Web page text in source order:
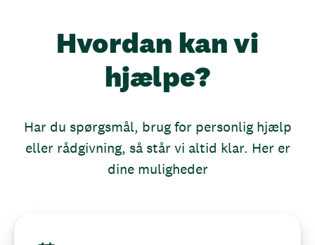
Hvordan kan vi
hjælpe?
Har du spørgsmål, brug for personlig hjælp
eller rådgivning, så står vi altid klar. Her er
dine muligheder